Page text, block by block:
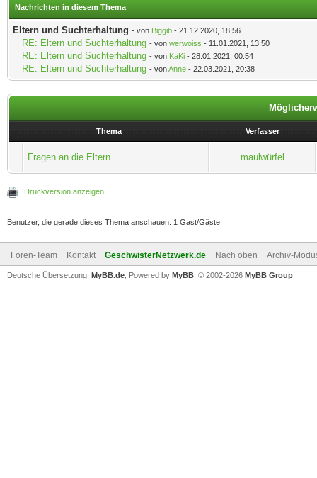
Nachrichten in diesem Thema
Eltern und Suchterhaltung - von Biggib - 21.12.2020, 18:56
RE: Eltern und Suchterhaltung - von werwoiss - 11.01.2021, 13:50
RE: Eltern und Suchterhaltung - von KaKi - 28.01.2021, 00:54
RE: Eltern und Suchterhaltung - vonAnne - 22.03.2021, 20:38
Thema Verfasser
Fragen an die Eltern maulwürfel
Druckversion anzeigen
Benutzer, die gerade dieses Thema anschauen: 1 Gast/Gäste
Foren-Team Kontakt GeschwisterNetzwerk.de Nach oben Archiv-
Deutsche Übersetzung: MyBB.de , Powered by MyBB , © 2002-2026 MyBB Group